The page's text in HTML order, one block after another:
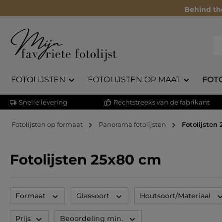
Behind
FOTOLIJSTEN FOTOLIJSTEN OP MAAT
Snelle levering Rechtstreeks van de fabrikant
Fotolijsten op formaat Panorama fotolijsten Fotolijsten
Fotolijsten 25x80 cm
Formaat Glassoort Houtsoort/Materiaal
Prijs Beoordeling min.